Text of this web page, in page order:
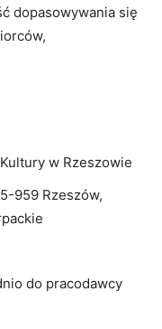
dopasowywania się
w Rzeszowie
959 Rzeszów,
do pracodawcy